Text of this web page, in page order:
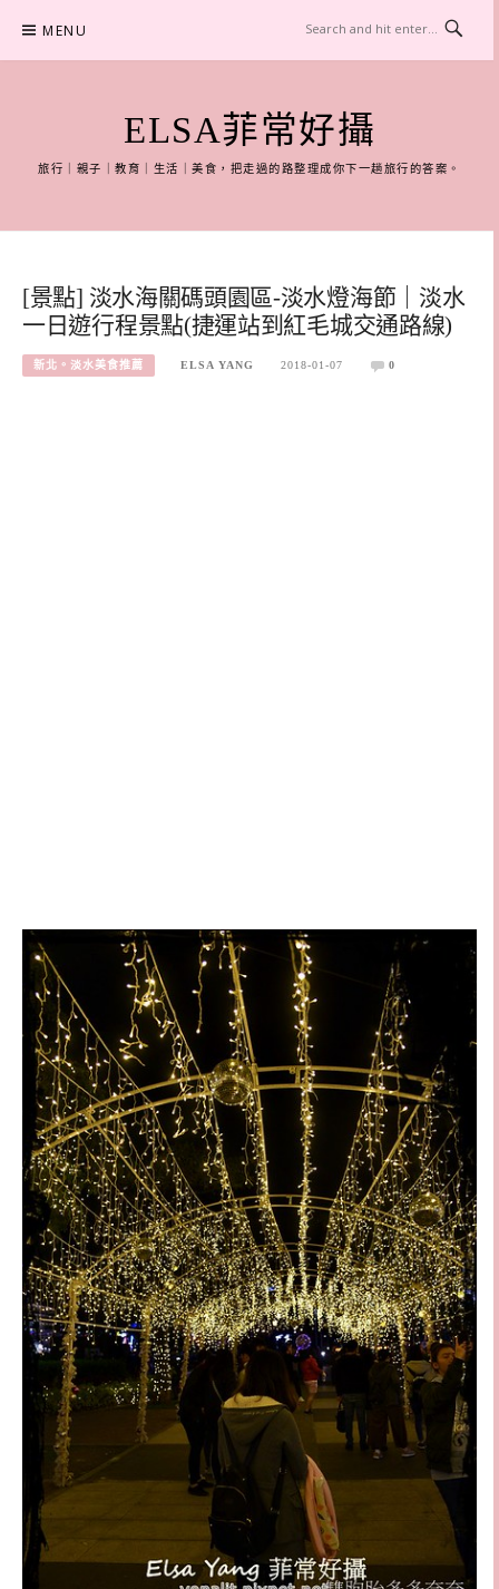
content
MENU
ELSA菲常好攝
旅行｜親子｜教育｜生活｜美食，把走過的路整理成你下一趟旅行的答案。
[景點] 淡水海關碼頭園區-淡水燈海節｜淡水
一日遊行程景點(捷運站到紅毛城交通路線)
新北。淡水美食推薦 ELSA YANG 2018-01-07 0